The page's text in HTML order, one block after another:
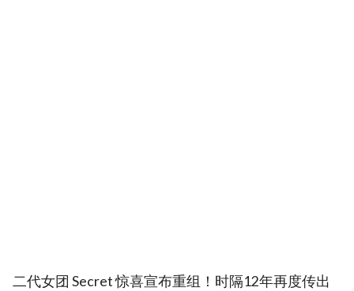
二代女团 Secret 惊喜宣布重组！时隔12年再度传出